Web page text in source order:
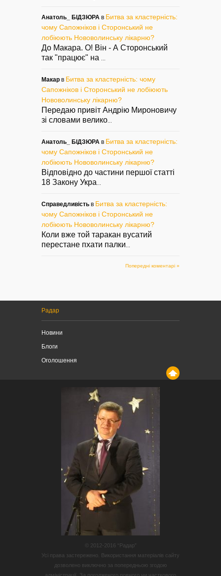
Анатоль_ БІДЗЮРА в Битва за кластерність:
чому Сапожніков і Сторонський не
лобіюють Нововолинську лікарню?
До Макара. О! Він - А Сторонський
так "працює" на
Макар в Битва за кластерність: чому
Сапожніков і Сторонський не лобіюють
Нововолинську лікарню?
Передаю привіт Андрію Мироновичу
зі словами велико
Анатоль_ БІДЗЮРА в Битва за кластерність:
чому Сапожніков і Сторонський не
лобіюють Нововолинську лікарню?
Відповідно до частини першої статті
18 Закону Укра
Справедливість в Битва за кластерність:
чому Сапожніков і Сторонський не
лобіюють Нововолинську лікарню?
Коли вже той таракан вусатий
перестане пхати палки
Попередні коментарі »
Радар
Новини
Блоги
Оголошення
© 2012-2016 “Радар”
Усі права застережено. Використання матеріалів сайту
дозволено виключно за попередньою згодою